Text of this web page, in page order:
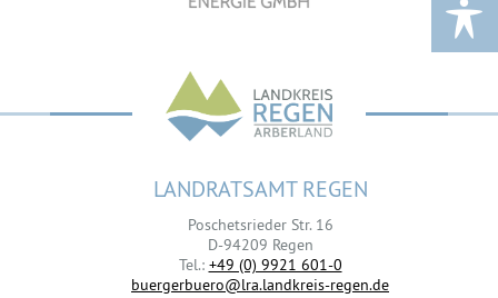
LANDRATSAMT REGEN
Poschetsrieder Str. 16
D-94209 Regen
Tel.: +49 (0) 9921 601-0
buergerbuero@lra.landkreis-regen.de